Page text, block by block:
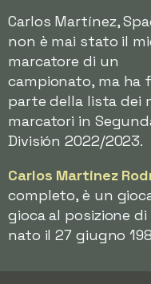
Carlos Martínez,
non è mai stato il
marcatore di un
campionato, ma ha
parte della lista dei
marcatori in
División 2022/2023.
Carlos Martinez
completo, è un
gioca al posizione
nato il 27 giugno